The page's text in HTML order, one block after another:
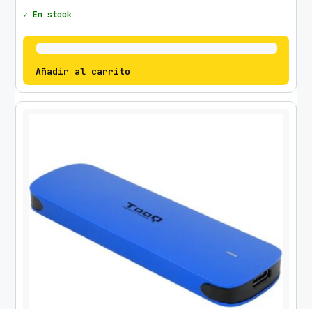
✓ En stock
Añadir al carrito